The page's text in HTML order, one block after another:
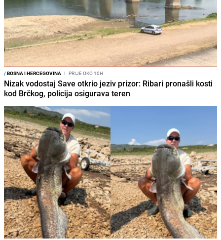
/BOSNA I HERCEGOVINA I PRIJE OKO 10H
Nizak vodostaj Save otkrio jeziv prizor: Ribari pronašli kosti
kod Brčkog, policija osigurava teren